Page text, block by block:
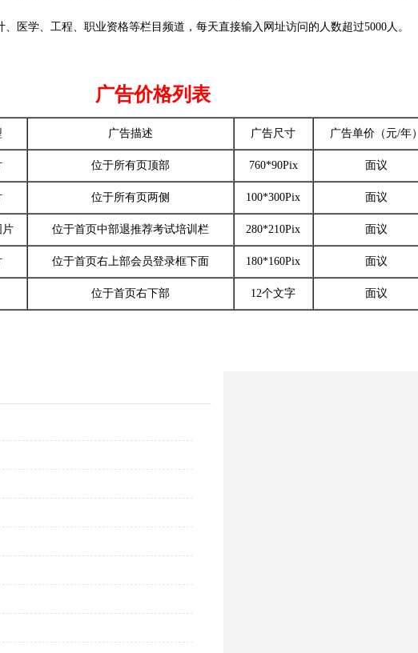
医学、工程、职业资格等栏目频道，每天直接输入网址访问的人数超过5000人。
广告价格列表
广告描述 广告尺寸 广告单价（元/年）
位于所有页顶部 760*90Pix 面议
位于所有页两侧 100*300Pix 面议
片 位于首页中部退推荐考试培训栏 280*210Pix 面议
位于首页右上部会员登录框下面 180*160Pix 面议
位于首页右下部 12个文字 面议